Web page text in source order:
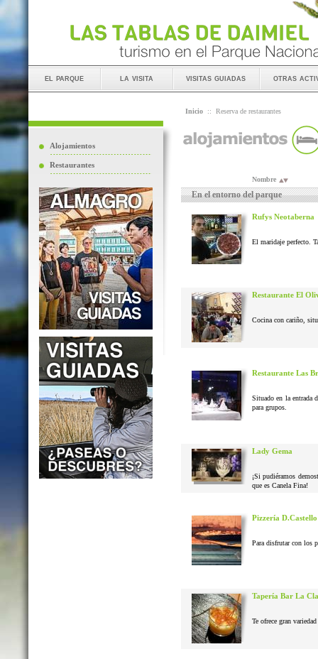
el parque la visita visitas guiadas otras
Alojamientos
Restaurantes
Inicio :: Reserva de restaurantes
Nombre
En el entorno del parque
Rufys Neotaberna
El maridaje perfecto.
Restaurante El
Cocina con cariño,
Restaurante Las
Situado en la entrada
para grupos.
Lady Gema
¡Si pudiéramos
que es Canela Fina!
Pizzería D.Castello
Para disfrutar con los
Tapería Bar La
Te ofrece gran